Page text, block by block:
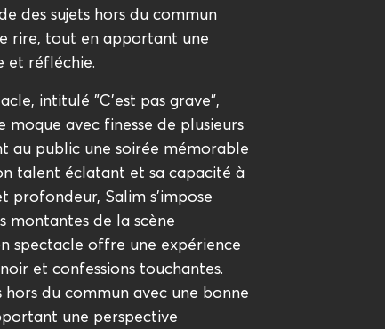
des sujets hors du commun
rire, tout en apportant une
et réfléchie.
intitulé "C'est pas grave",
moque avec finesse de plusieurs
au public une soirée mémorable
talent éclatant et sa capacité à
profondeur, Salim s'impose
montantes de la scène
spectacle offre une expérience
et confessions touchantes.
hors du commun avec une bonne
une perspective